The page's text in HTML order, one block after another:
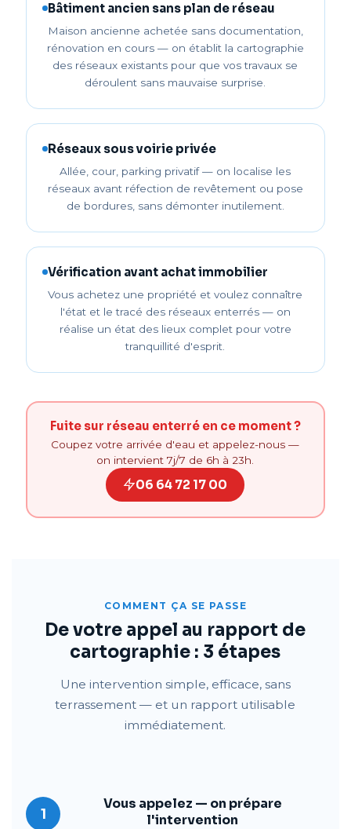
Bâtiment ancien sans plan de réseau
Maison ancienne achetée sans documentation,
rénovation en cours — on établit la cartographie
des réseaux existants pour que vos travaux se
déroulent sans mauvaise surprise.
Réseaux sous voirie privée
Allée, cour, parking privatif — on localise les
réseaux avant réfection de revêtement ou pose
de bordures, sans démonter inutilement.
Vérification avant achat immobilier
Vous achetez une propriété et voulez connaître
l'état et le tracé des réseaux enterrés — on
réalise un état des lieux complet pour votre
tranquillité d'esprit.
Fuite sur réseau enterré en ce moment ?
Coupez votre arrivée d'eau et appelez-nous —
on intervient 7j/7 de 6h à 23h.
06 64 72 17 00
COMMENT ÇA SE PASSE
De votre appel au rapport de
cartographie : 3 étapes
Une intervention simple, efficace, sans
terrassement — et un rapport utilisable
immédiatement.
1
Vous appelez — on prépare
l'intervention